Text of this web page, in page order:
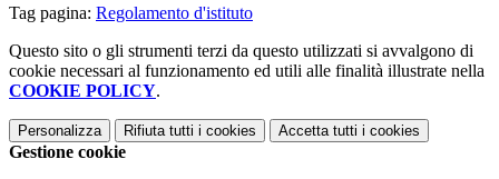
Tag pagina: Regolamento d'istituto
Questo sito o gli strumenti terzi da questo utilizzati si avvalgono di
cookie necessari al funzionamento ed utili alle finalità illustrate nella
COOKIE POLICY.
Personalizza Rifiuta tutti i cookies Accetta tutti i cookies
Gestione cookie